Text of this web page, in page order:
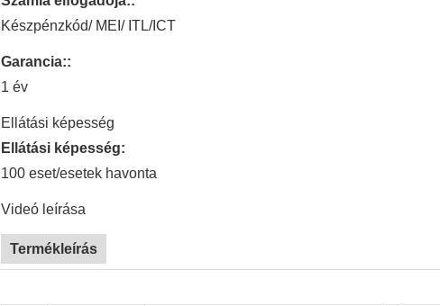
Készpénzkód/ MEI/ ITL/ICT
Garancia::
1 év
Ellátási képesség
Ellátási képesség:
100 eset/esetek havonta
Videó leírása
Termékleírás